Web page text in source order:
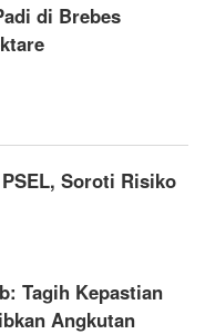
di Brebes
Soroti Risiko
Tagih Kepastian
Angkutan